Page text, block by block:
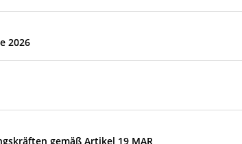
2026
gemäß Artikel 19 MAR